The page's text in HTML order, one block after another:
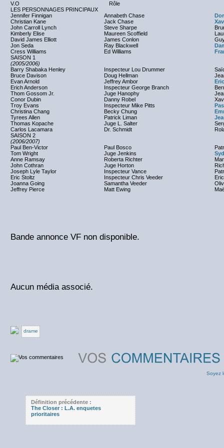
V.O
Rôle
LES PERSONNAGES PRINCIPAUX
Jennifer Finnigan
Annabeth Chase
Christian Kane
Jack Chase
John Carroll Lynch
Steve Sharpe
Kimberly Elise
Maureen Scoffield
David James Elliott
James Conlon
Jon Seda
Ray Blackwell
Cress Williams
Ed Williams
SAISON 1
(2005/2006)
Barry Shabaka Henley
Inspecteur Lou Drummer
Bruce Davison
Doug Hellman
Evan Arnold
Jeffrey Ambor
Erich Anderson
Inspecteur George Branch
Thom Gossom Jr.
Juge Hanophy
Conor Dubin
Danny Robel
Troy Evans
Inspecteur Mike Pitts
Christina Chang
Becky Chung
Tyrees Allen
Patrick Liman
Thomas Kopache
Juge L. Salter
Carlos Lacamara
Dr. Schmidt
SAISON 2
(2006/2007)
Paul Ben-Victor
Paul Bosco
Tom Wright
Juge Jenkins
Anne Ramsay
Roberta Richter
John Cothran
Juge Horton
Joseph Lyle Taylor
Inspecteur Vance
Eric Stoltz
Inspecteur Chris Veeder
Joanna Going
Samantha Veeder
Jeffrey Pierce
Matt Ewing
Bande annonce VF non disponible.
Aucun média associé.
drame
Soyez
Définition précédente :
The Closer : L.A. enquetes
prioritaires